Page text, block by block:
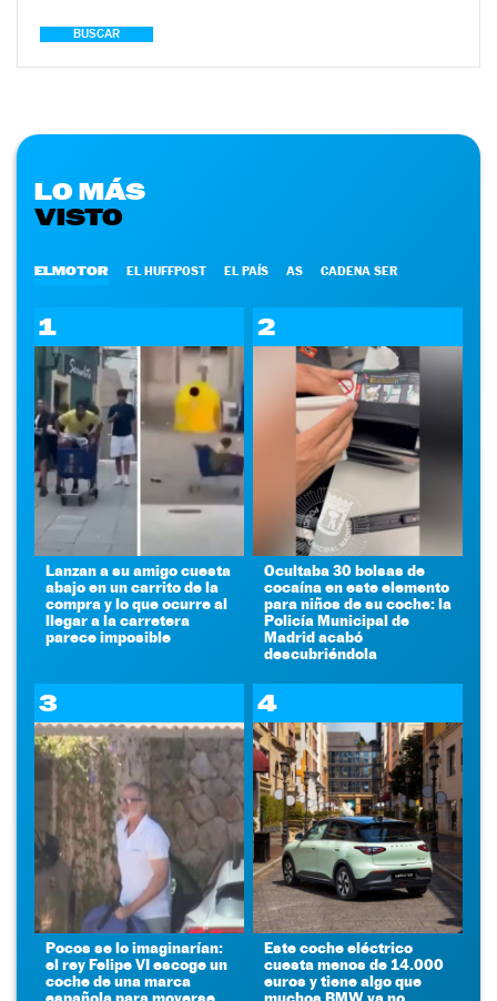
BUSCAR
LO MÁS
VISTO
ELMOTOR EL HUFFPOST EL PAÍS AS CADENA SER
1
Lanzan a su amigo cuesta
abajo en un carrito de la
compra y lo que ocurre al
llegar a la carretera
parece imposible
2
Ocultaba 30 bolsas de
cocaína en este elemento
para niños de su coche: la
Policía Municipal de
Madrid acabó
descubriéndola
3
Pocos se lo imaginarían:
el rey Felipe VI escoge un
coche de una marca
española para moverse
4
Este coche eléctrico
cuesta menos de 14.000
euros y tiene algo que
muchos BMW ya no